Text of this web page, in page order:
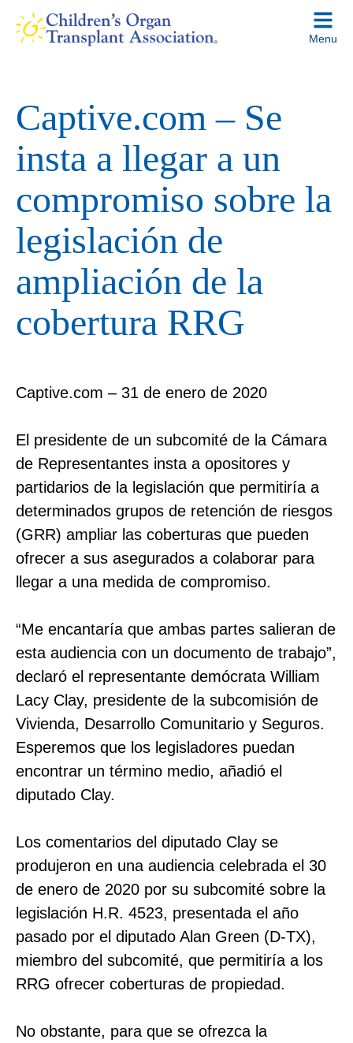
Menu
Captive.com – Se
insta a llegar a un
compromiso sobre la
legislación de
ampliación de la
cobertura RRG
Captive.com – 31 de enero de 2020
El presidente de un subcomité de la Cámara
de Representantes insta a opositores y
partidarios de la legislación que permitiría a
determinados grupos de retención de riesgos
(GRR) ampliar las coberturas que pueden
ofrecer a sus asegurados a colaborar para
llegar a una medida de compromiso.
“Me encantaría que ambas partes salieran de
esta audiencia con un documento de trabajo”,
declaró el representante demócrata William
Lacy Clay, presidente de la subcomisión de
Vivienda, Desarrollo Comunitario y Seguros.
Esperemos que los legisladores puedan
encontrar un término medio, añadió el
diputado Clay.
Los comentarios del diputado Clay se
produjeron en una audiencia celebrada el 30
de enero de 2020 por su subcomité sobre la
legislación H.R. 4523, presentada el año
pasado por el diputado Alan Green (D-TX),
miembro del subcomité, que permitiría a los
RRG ofrecer coberturas de propiedad.
No obstante, para que se ofrezca la